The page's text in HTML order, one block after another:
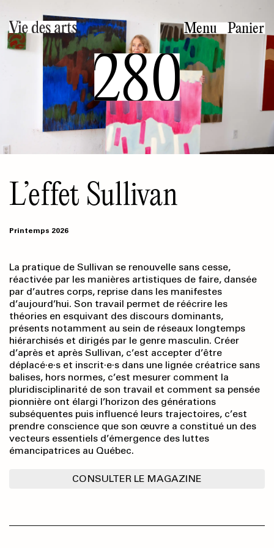
au
contenu
principal
Menu Panier
280
L’effet Sullivan
Printemps 2026
La pratique de Sullivan se renouvelle sans cesse,
réactivée par les manières artistiques de faire, dansée
par d’autres corps, reprise dans les manifestes
d’aujourd’hui. Son travail permet de réécrire les
théories en esquivant des discours dominants,
présents notamment au sein de réseaux longtemps
hiérarchisés et dirigés par le genre masculin. Créer
d’après et après Sullivan, c’est accepter d’être
déplacé·e·s et inscrit·e·s dans une lignée créatrice sans
balises, hors normes, c’est mesurer comment la
pluridisciplinarité de son travail et comment sa pensée
pionnière ont élargi l’horizon des générations
subséquentes puis influencé leurs trajectoires, c’est
prendre conscience que son œuvre a constitué un des
vecteurs essentiels d’émergence des luttes
émancipatrices au Québec.
CONSULTER LE MAGAZINE